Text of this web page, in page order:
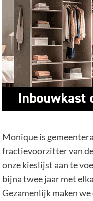
Monique is
fractievoorzitter van
onze kieslijst aan te
bijna twee jaar met
Gezamenlijk maken